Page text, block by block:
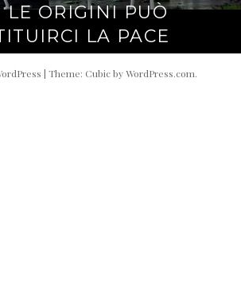
LE ORIGINI PUÒ
LA PACE
| Theme: Cubic byWordPress.com.